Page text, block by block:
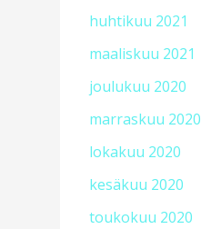
huhtikuu 2021
maaliskuu 2021
joulukuu 2020
marraskuu 2020
lokakuu 2020
kesäkuu 2020
toukokuu 2020